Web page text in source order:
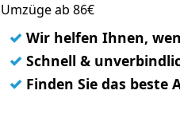
Umzüge ab 86€
✓ Wir helfen Ihnen,
✓ Schnell &
✓ Finden Sie das beste